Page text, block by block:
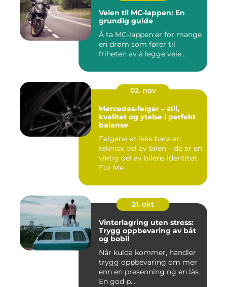
Veien til MC-lappen: En
grundig guide
Å ta MC-lappen er for mange
en drøm som fører til
friheten av å legge veie...
02. nov
Mercedes-felger – stil,
kvalitet og ytelse i perfekt
balanse
Felgene er ikke bare en
teknisk del av bilen – de er en
viktig del av bilens identitet.
For Me...
21. okt
Vinterlagring uten stress:
Trygg oppbevaring av båt
og bobil
Når kulda kommer, handler
trygg oppbevaring om mer
enn en presenning og en lås.
En god p...